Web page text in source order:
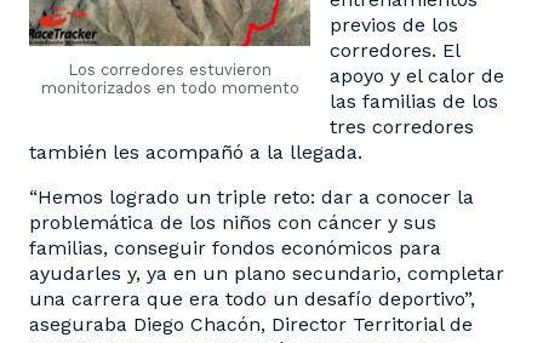
Los corredores estuvieron
monitorizados en todo momento
previos de los
corredores. El
apoyo y el calor de
las familias de los
tres corredores
también les acompañó a la llegada.
“Hemos logrado un triple reto: dar a conocer la
problemática de los niños con cáncer y sus
familias, conseguir fondos económicos para
ayudarles y, ya en un plano secundario, completar
una carrera que era todo un desafío deportivo”,
aseguraba Diego Chacón, Director Territorial de